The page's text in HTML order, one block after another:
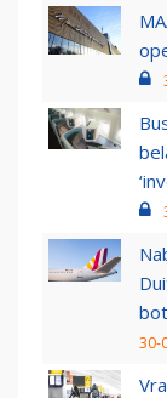
bot
30-